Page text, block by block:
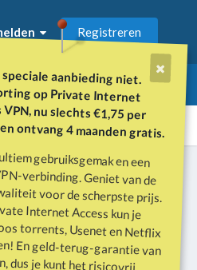
aanbieding niet.
op Private Internet
VPN, nu slechts €1,75 per
ontvang 4 maanden gratis.
gebruiksgemak en een
verbinding. Geniet van de
voor de scherpste prijs.
Internet Access kun je
torrents, Usenet en Netflix
En geld-terug-garantie van
dus je kunt het risicovrij
Registreren
Alle activiteit
9
Laatste reactie
Jun 9